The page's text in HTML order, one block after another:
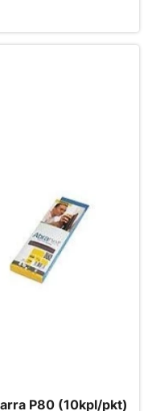
P80 (10kpl/pkt)